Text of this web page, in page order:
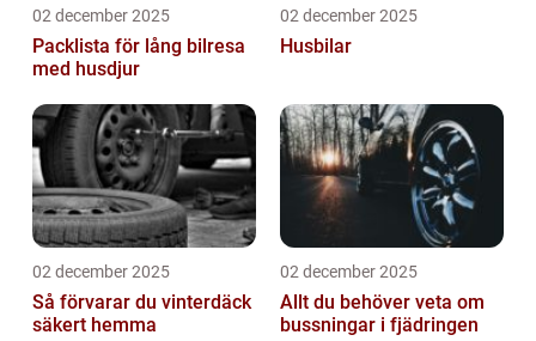
02 december 2025
Packlista för lång bilresa
med husdjur
02 december 2025
Husbilar
02 december 2025
Så förvarar du vinterdäck
säkert hemma
02 december 2025
Allt du behöver veta om
bussningar i fjädringen